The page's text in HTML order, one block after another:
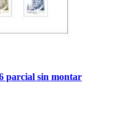
parcial sin montar